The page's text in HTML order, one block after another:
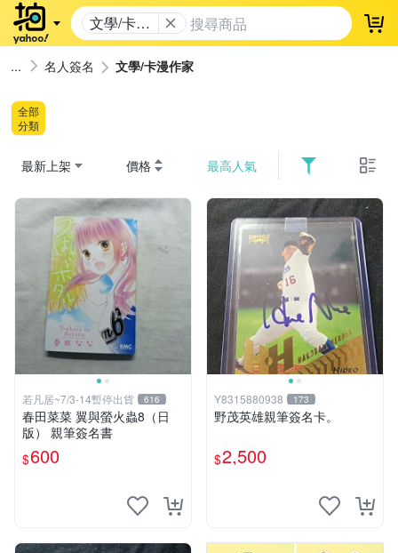
文學/卡漫
作家
登
名人簽名 文學/卡漫作家
全部
分類
最新上架 價格 最高人氣
若凡居~7/3-14暫停出貨 616
春田菜菜 翼與螢火蟲8（日
版） 親筆簽名書
$600
Y8315880938 173
野茂英雄親筆簽名卡。
$2,500